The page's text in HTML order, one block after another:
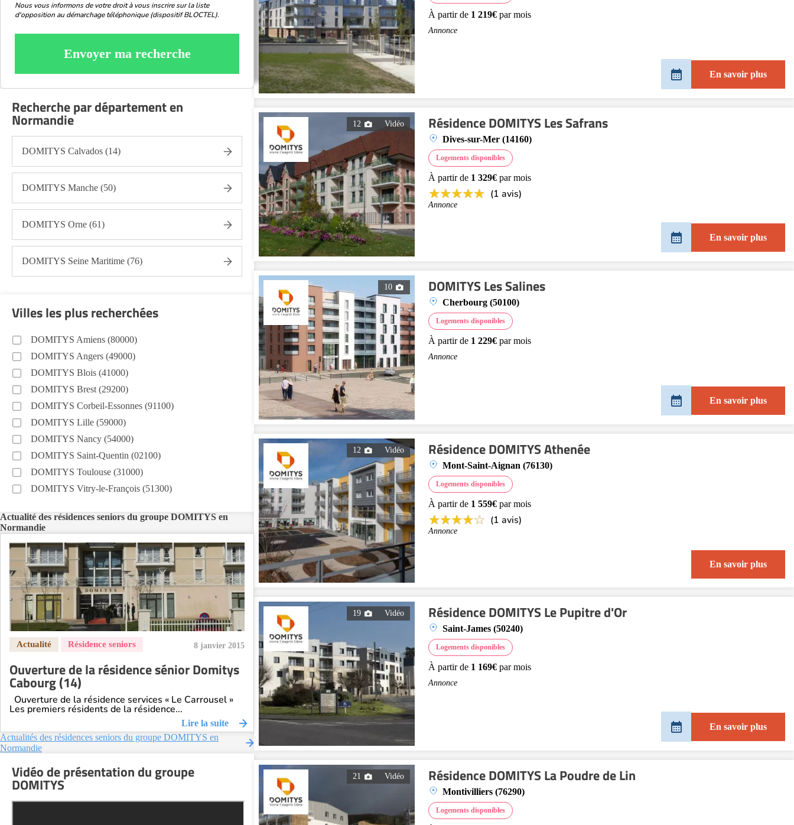
À partir de 1 219€ par mois
Annonce
En savoir plus
12 Vidéo Résidence DOMITYS Les Safrans
Dives-sur-Mer (14160)
Logements disponibles
À partir de 1 329€ par mois
(1 avis)
Annonce
En savoir plus
10 DOMITYS Les Salines
Cherbourg (50100)
Logements disponibles
À partir de 1 229€ par mois
Annonce
En savoir plus
12 Vidéo Résidence DOMITYS Athenée
Mont-Saint-Aignan (76130)
Logements disponibles
À partir de 1 559€ par mois
(1 avis)
Annonce
En savoir plus
19 Vidéo Résidence DOMITYS Le Pupitre d'Or
Saint-James (50240)
Logements disponibles
À partir de 1 169€ par mois
Annonce
En savoir plus
21 Vidéo Résidence DOMITYS La Poudre de Lin
Montivilliers (76290)
Logements disponibles
Nous vous informons de votre droit à vous inscrire sur la liste
d'opposition au démarchage téléphonique (dispositif BLOCTEL).
Envoyer ma recherche
Recherche par département en
Normandie
DOMITYS Calvados (14)
DOMITYS Manche (50)
DOMITYS Orne (61)
DOMITYS Seine Maritime (76)
Villes les plus recherchées
DOMITYS Amiens (80000)
DOMITYS Angers (49000)
DOMITYS Blois (41000)
DOMITYS Brest (29200)
DOMITYS Corbeil-Essonnes (91100)
DOMITYS Lille (59000)
DOMITYS Nancy (54000)
DOMITYS Saint-Quentin (02100)
DOMITYS Toulouse (31000)
DOMITYS Vitry-le-François (51300)
Actualité des résidences seniors du groupe DOMITYS en
Normandie
8 janvier 2015
Ouverture de la résidence sénior Domitys
Cabourg (14)
Ouverture de la résidence services « Le Carrousel »
Les premiers résidents de la résidence...
Lire la suite
Actualités des résidences seniors du groupe DOMITYS en
Normandie
Vidéo de présentation du groupe
DOMITYS